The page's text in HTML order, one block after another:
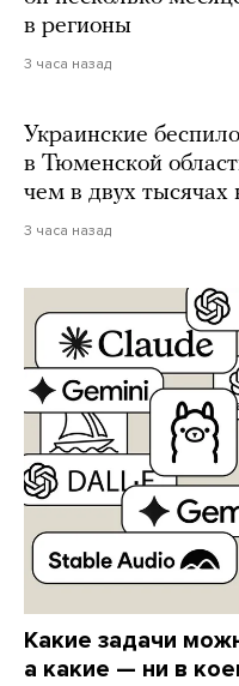
в регионы
3 часа назад
Украинские
в Тюменской
чем в двух тысячах
3 часа назад
Какие задачи
а какие — ни в